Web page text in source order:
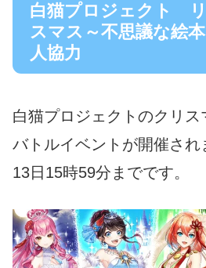
白猫プロジェクト
スマス～不思議な絵
人協力
白猫プロジェクトのクリス
バトルイベントが開催され
13日15時59分までです。